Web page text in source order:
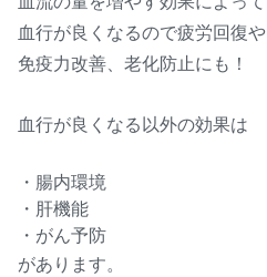
血行が良くなるので疲労回復や
免疫力改善、老化防止にも！
血行が良くなる以外の効果は
・腸内環境
・肝機能
・がん予防
があります。